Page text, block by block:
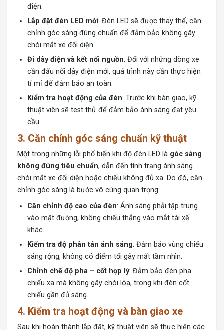
điện.
Lắp đặt đèn LED mới: Đèn LED sẽ được thay thế, căn
chỉnh góc sáng đúng chuẩn để đảm bảo không gây
chói mắt xe đối diện.
Đi dây điện và kết nối nguồn: Đối với những dòng xe
cần đấu nối dây điện mới, quá trình này cần thực hiện
tỉ mỉ để đảm bảo an toàn.
Kiểm tra hoạt động của đèn: Trước khi bàn giao, kỹ
thuật viên sẽ test thử để đảm bảo ánh sáng đạt yêu
cầu.
3. Căn chỉnh góc sáng chuẩn kỹ thuật
Một trong những lỗi phổ biến khi độ đèn LED là góc sáng
không đúng tiêu chuẩn, dẫn đến tình trạng ánh sáng
chói mắt xe đối diện hoặc chiếu không đủ xa. Do đó, căn
chỉnh góc sáng là bước vô cùng quan trọng:
Căn chỉnh độ cao của đèn: Ánh sáng phải tập trung
vào mặt đường, không chiếu thẳng vào mắt tài xế
khác.
Kiểm tra độ phân tán ánh sáng: Đảm bảo vùng chiếu
sáng rộng, không có điểm tối gây mất tầm nhìn.
Chỉnh chế độ pha – cốt hợp lý: Đảm bảo đèn pha
chiếu xa mà không gây chói lóa, trong khi đèn cốt
chiếu gần đủ sáng.
4. Kiểm tra hoạt động và bàn giao xe
Sau khi hoàn thành lắp đặt, kỹ thuật viên sẽ thực hiện các